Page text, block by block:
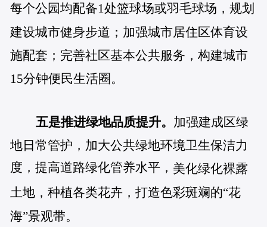
每个公园均配备1处篮球场或羽毛球场，规划
建设城市健身步道；加强城市居住区体育设
施配套；完善社区基本公共服务，构建城市
15分钟便民生活圈。
五是推进绿地品质提升。 加强建成区绿
地日常管护，加大公共绿地环境卫生保洁力
度，提高道路绿化管养水平， 美化绿化裸露
土地，种植各类花卉，打造色彩斑斓的“花
海”景观带。